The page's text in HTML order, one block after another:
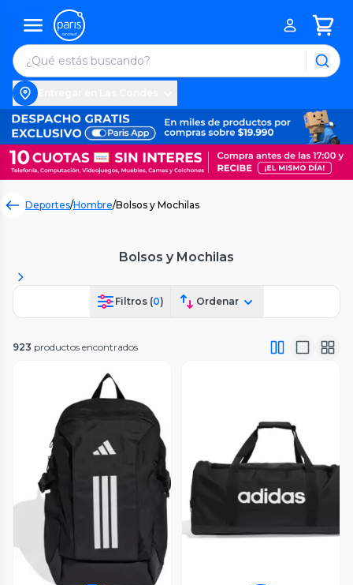
Deportes/Hombre/Bolsos y Mochilas
Bolsos y Mochilas
Filtros (0) Ordenar
923 productos encontrados